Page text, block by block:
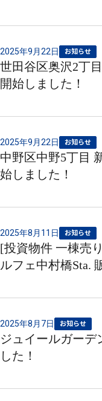
2025年9月22日 お知らせ
世田谷区奥沢2丁
開始しました！
2025年9月22日 お知らせ
中野区中野5丁目
始しました！
2025年8月11日 お知らせ
[投資物件 一棟売
ルフェ中村橋Sta.
2025年8月7日 お知らせ
ジュイールガーデ
した！